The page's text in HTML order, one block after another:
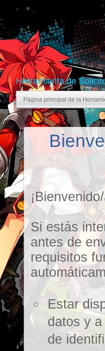
Herramienta de
Página principal de la
Si estás
antes de
requisitos
Estar
datos y
de